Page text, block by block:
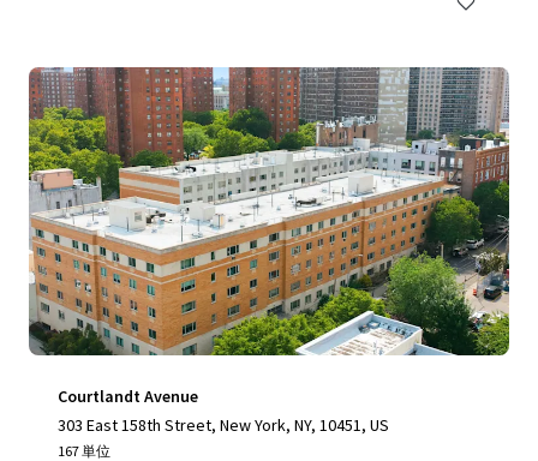
Courtlandt Avenue
303 East 158th Street, New York, NY, 10451, US
167 単位